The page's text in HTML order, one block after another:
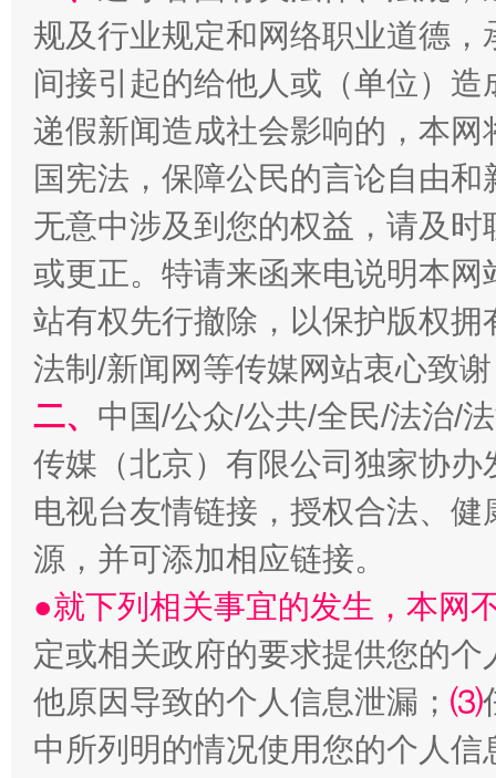
习近平的博鳌关键词
魏明
“刷贴”乱象丛生
揭批美国五大"原罪" "炒
规及行业规定和网络职业道德
间接引起的给他人或（单位）
递假新闻造成社会影响的，本
国宪法，保障公民的言论自由
无意中涉及到您的权益，请及
或更正。特请来函来电说明本
站有权先行撤除，以保护版权
法制/新闻网等传媒网站衷心致
二、 中国/公众/公共/全民/法治/
传媒（北京）有限公司独家协
电视台友情链接，授权合法、
源，并可添加相应链接。
●就下列相关事宜的发生，本网
定或相关政府的要求提供您的个
他原因导致的个人信息泄漏； ⑶
中所列明的情况使用您的个人